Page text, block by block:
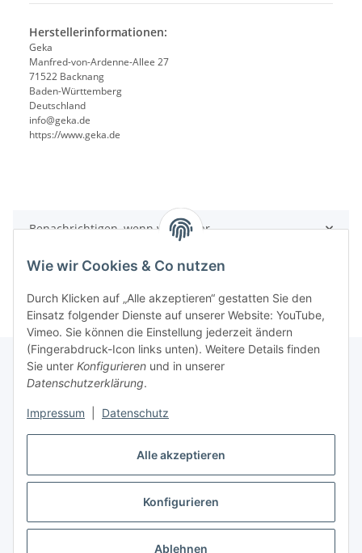
Alle akzeptieren
Konfigurieren
Ablehnen
Wie wir Cookies & Co nutzen
Durch Klicken auf „Alle akzeptieren“ gestatten Sie den
Einsatz folgender Dienste auf unserer Website: YouTube,
Vimeo. Sie können die Einstellung jederzeit ändern
(Fingerabdruck-Icon links unten). Weitere Details finden
Sie unter Konfigurieren und in unserer
Datenschutzerklärung.
Impressum Datenschutz
Herstellerinformationen:
Geka
Manfred-von-Ardenne-Allee 27
71522 Backnang
Baden-Württemberg
Deutschland
info@geka.de
https://www.geka.de
Benachrichtigen, wenn verfügbar
Gesetzliche Informationen
Vertrag widerrufen
* Alle Preise inkl. gesetzlicher USt., zzgl.Versand